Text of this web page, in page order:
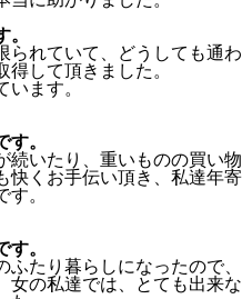
られていて、どうしても通わ
して頂きました。
ます。
。
続いたり、重いものの買い物
快くお手伝い頂き、私達年寄
。
。
たり暮らしになったので、
女の私達では、とても出来な